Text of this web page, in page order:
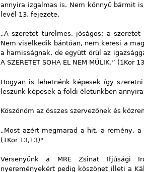
annyira izgalmas is. Nem könnyű bármit
levél 13. fejezete.
„A szeretet türelmes, jóságos; a
Nem viselkedik bántóan, nem keresi a
a hamisságnak, de együtt örül az
A SZERETET SOHA EL NEM MÚLIK.” (1Kor
Hogyan is lehetnénk képesek így
leszünk képesek a földi életünkben
Köszönöm az összes szervezőnek és
„Most azért megmarad a hit, a remény,
(1Kor 13,13)"
Versenyünk a MRE Zsinat Ifjúsági
nyereményekért pedig köszönet illeti a